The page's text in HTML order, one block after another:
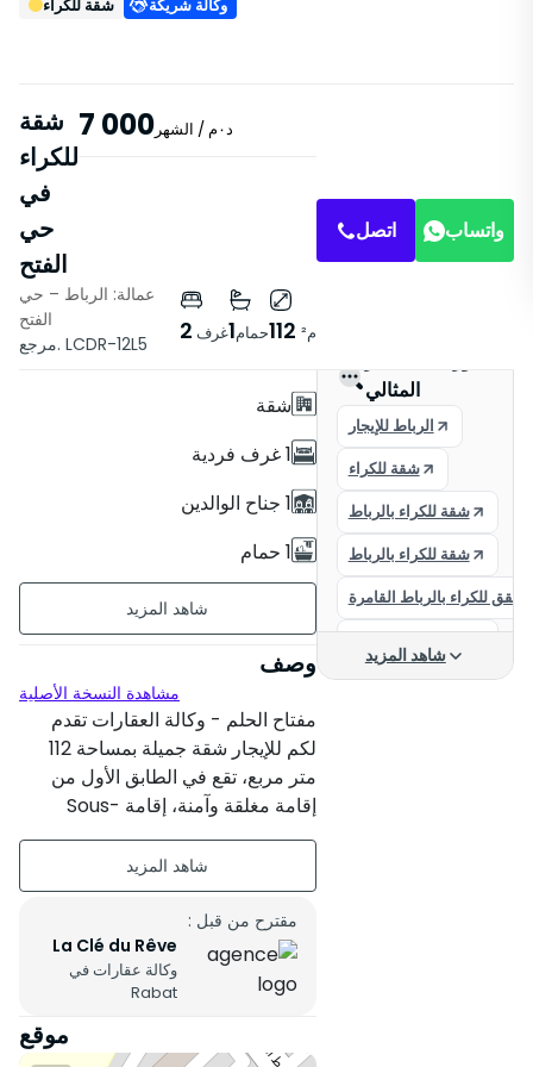
شقة للكراء وكالة شريكة
شقة
للكراء
في
حي
الفتح
7 000 د٠م / الشهر
عمالة: الرباط – حي
الفتح
مرجع. LCDR-12L5
2 غرف1حمام112 م²
اتصل واتساب
خصائص
شقة
1 غرف فردية
1 جناح الوالدين
1 حمام
الطابق الأول على 4
3 شقق لكل مستوى
عمر البناء : بين 11 و 20 سنة
حالة العقار : مقبول
وصف
مشاهدة النسخة الأصلية
مفتاح الحلم - وكالة العقارات تقدم
لكم للإيجار شقة جميلة بمساحة 112
متر مربع، تقع في الطابق الأول من
إقامة مغلقة وآمنة، إقامة Sous-
Lieutenant حي الفتح الرباط، بجوار
المدرسة الأمريكية.
تركيب الشقة:
• جناح رئيسي مع غرفة ملابس، حمام،
ومرحاض
• غرفة نوم واحدة مع خزانة
مقترح من قبل :
La Clé du Rêve
وكالة عقارات في
Rabat
موقع
المثالي
الرباط للإيجار
شقة للكراء
شقة للكراء بالرباط
شقة للكراء بالرباط
شقق للكراء بالرباط القامرة
شقة للإيجار
شاهد المزيد